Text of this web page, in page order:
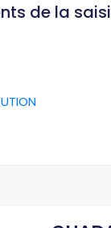
de la